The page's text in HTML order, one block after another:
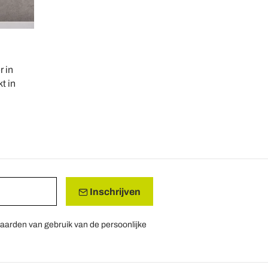
in
in
Inschrijven
van gebruik van de persoonlijke